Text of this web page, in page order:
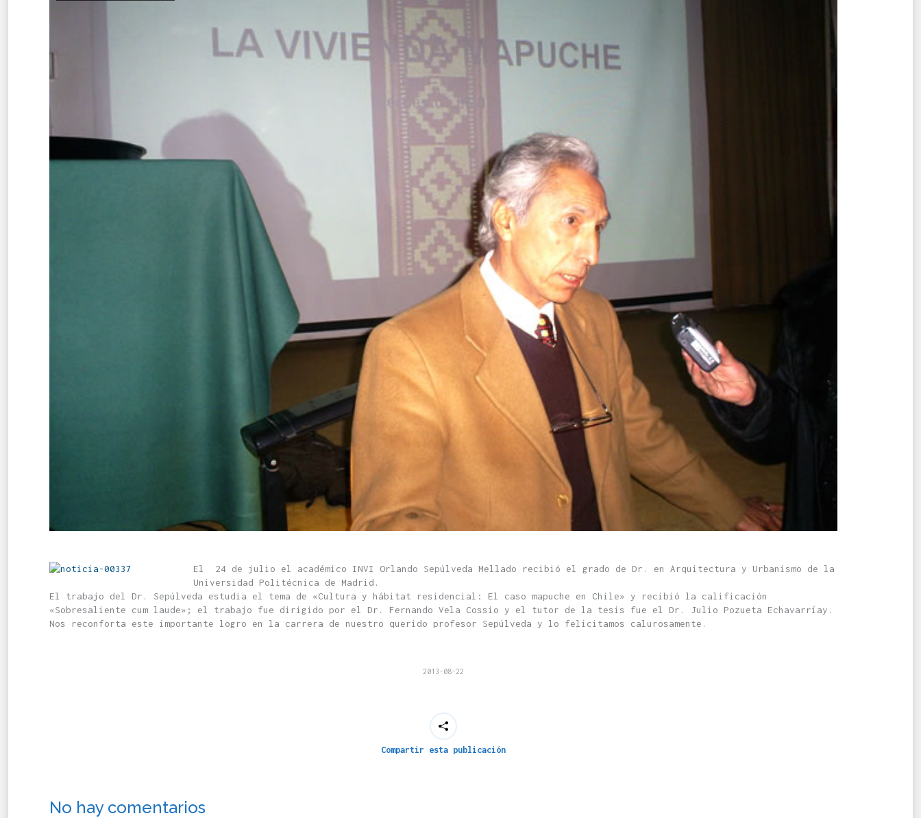
El 24 de julio el académico INVI Orlando Sepúlveda Mellado recibió el grado de Dr. en Arquitectura y Urbanismo de la
Universidad Politécnica de Madrid.
El trabajo del Dr. Sepúlveda estudia el tema de «Cultura y hábitat residencial: El caso mapuche en Chile» y recibió la calificación
«Sobresaliente cum laude»; el trabajo fue dirigido por el Dr. Fernando Vela Cossío y el tutor de la tesis fue el Dr. Julio Pozueta Echavarríay.
Nos reconforta este importante logro en la carrera de nuestro querido profesor Sepúlveda y lo felicitamos calurosamente.
2013-08-22
Compartir esta publicación
No hay comentarios